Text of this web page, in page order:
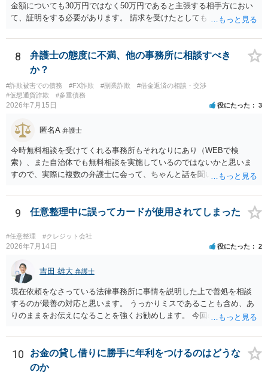
金額についても30万円ではなく50万円であると主張する相手方におい
て、証明をする必要があります。 請求を受けたとしても、もらったも
れることになるでしょう。 請求があるまでは、こちらからアクション
を起こす必要はないかと思います。
8
弁護士の態度に不満、他の事務所に相談すべき
か？
#詐欺被害での債務 #FX詐欺 #副業詐欺
#借金返済の相談・交渉
#仮想通貨詐欺
#多重債務
2026年7月15日 役にたった 3
匿名A 弁護士
今時無料相談を受けてくれる事務所もそれなりにあり（WEBで検
索）、また自治体でも無料相談を実施しているのではないかと思いま
すので、実際に複数の弁護士に会って、ちゃんと話を聞いてくれる
はそもそも事案を把握できていないようですので、御相談の案件につ
いては弁護士として能力不足なのかもしれません。相手にしない方が
良いと思います。ただ、仮想通貨詐欺の被害回復は現実的には難しい
かもしれません。
9 任意整理中に誤ってカードが使用されてしまった
#任意整理 #クレジット会社
2026年7月14日 役にたった 2
吉田 雄大 弁護士
現在依頼をなさっている法律事務所に事情を説明した上で善処を相談
するのが最善の対応と思います。 うっかりミスであることも含め、あ
りのままをお伝えになることを強くお勧めします。 今回のできごとだ
早ければ早いほどいいのは間違いありません。 ご健闘をお祈りいたし
ます。
10
お金の貸し借りに勝手に年利をつけるのはどうな
のか